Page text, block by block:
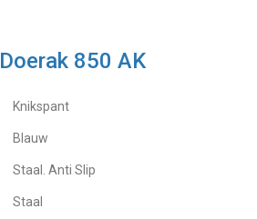
Doerak 850 AK
Knikspant
Blauw
Staal. Anti Slip
Staal